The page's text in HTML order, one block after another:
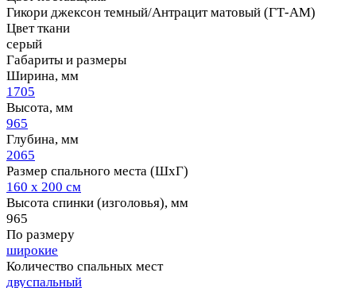
Гикори джексон темный/Антрацит матовый (ГТ-АМ)
Цвет ткани
серый
Габариты и размеры
Ширина, мм
1705
Высота, мм
965
Глубина, мм
2065
Размер спального места (ШхГ)
160 х 200 см
Высота спинки (изголовья), мм
965
По размеру
широкие
Количество спальных мест
двуспальный